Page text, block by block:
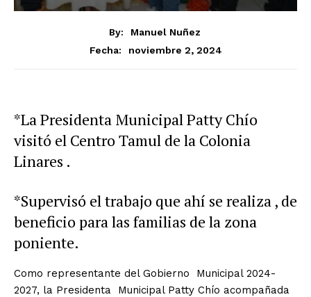
By:
Manuel Nuñez
Fecha:
noviembre 2, 2024
*La Presidenta Municipal Patty Chío
visitó el Centro Tamul de la Colonia
Linares .
*Supervisó el trabajo que ahí se realiza , de
beneficio para las familias de la zona
poniente.
Como representante del Gobierno Municipal 2024-
2027, la Presidenta Municipal Patty Chío acompañada